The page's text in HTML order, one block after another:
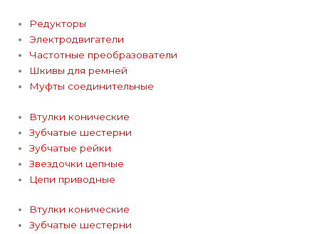
Редукторы
Электродвигатели
Частотные преобразователи
Шкивы для ремней
Муфты соединительные
Втулки конические
Зубчатые шестерни
Зубчатые рейки
Звездочки цепные
Цепи приводные
Втулки конические
Зубчатые шестерни